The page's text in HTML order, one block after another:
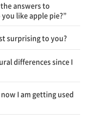
answers to
like apple pie?”
surprising to you?
differences since I
I am getting used